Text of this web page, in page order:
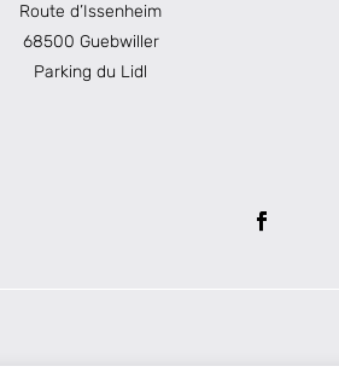
Route d’Issenheim
68500 Guebwiller
Parking du Lidl